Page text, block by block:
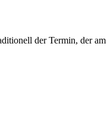
der Termin, der